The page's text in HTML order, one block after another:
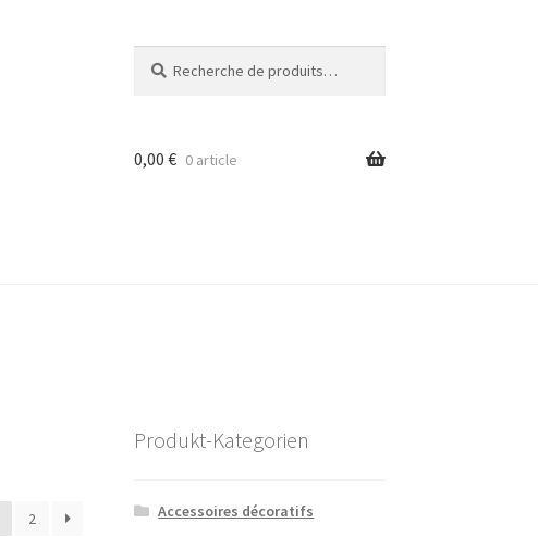
pour :
0,00 € 0 article
2
Produkt-Kategorien
Accessoires décoratifs